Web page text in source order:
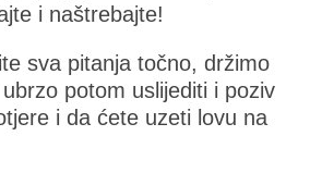
i naštrebajte!
sva pitanja točno, držimo
potom uslijediti i poziv
i da ćete uzeti lovu na